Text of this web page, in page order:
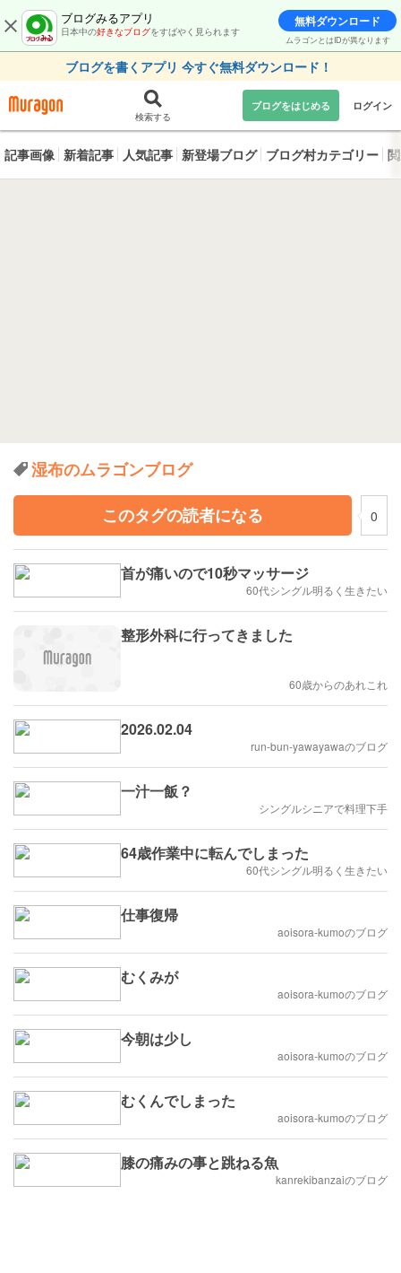
ブログみるアプリ
日本中の好きなブログをすばやく見られます
無料ダウンロード
ムラゴンとはIDが異なります
ブログを書くアプリ 今すぐ無料ダウンロード！
検索する
ブログをはじめる ログイン
記事画像 新着記事 人気記事 新登場ブログ ブログ村カテゴリー
湿布のムラゴンブログ
このタグの読者になる
0
首が痛いので10秒マッサージ
60代シングル明るく生きたい
整形外科に行ってきました
60歳からのあれこれ
2026.02.04
run-bun-yawayawaのブログ
一汁一飯？
シングルシニアで料理下手
64歳作業中に転んでしまった
60代シングル明るく生きたい
仕事復帰
aoisora-kumoのブログ
むくみが
aoisora-kumoのブログ
今朝は少し
aoisora-kumoのブログ
むくんでしまった
aoisora-kumoのブログ
膝の痛みの事と跳ねる魚
kanrekibanzaiのブログ